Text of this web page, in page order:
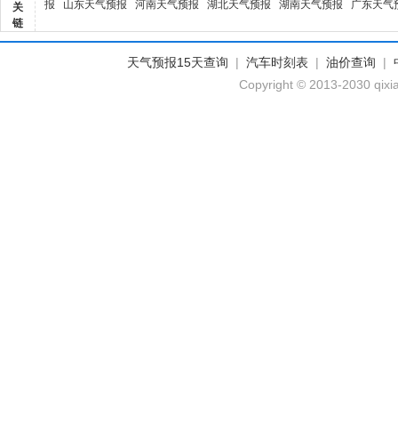
关
链
报
山东天气预报 河南天气预报 湖北天气预报 湖南天气预报 广东天气
天气预报15天查询 | 汽车时刻表 | 油价查询 |
Copyright © 2013-2030